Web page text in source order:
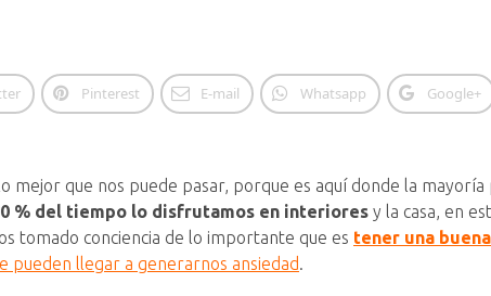
Pinterest E-mail Whatsapp Google+
mejor que nos puede pasar, porque es aquí donde la
% del tiempo lo disfrutamos en interiores y la casa, en
tomado conciencia de lo importante que es tener una
pueden llegar a generarnos ansiedad.